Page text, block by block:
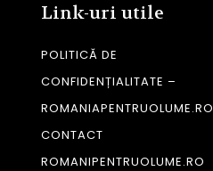
Link-uri utile
POLITICĂ DE
CONFIDENȚIALITATE –
ROMANIAPENTRUOLUME.RO
CONTACT
ROMANIPENTRUOLUME.RO